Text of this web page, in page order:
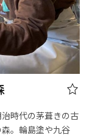
時代の茅葺きの古
。輪島塗や九谷